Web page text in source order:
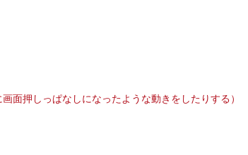
面押しっぱなしになったような動きをしたりする）